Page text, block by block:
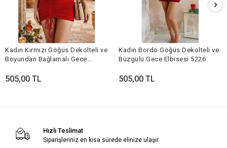
Kadın Kırmızı Göğüs Dekolteli ve
Boyundan Bağlamalı Gece
505,00 TL
Kadın Bordo Göğüs Dekolteli ve
Büzgülü Gece Elbisesi 5226
505,00 TL
Hızlı Teslimat
Siparişleriniz en kısa sürede elinize ulaşır.